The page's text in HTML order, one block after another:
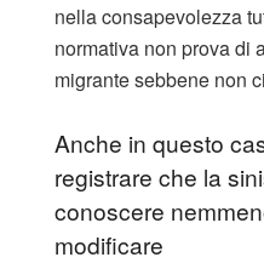
nella consapevolezza
normativa non prova di
migrante sebbene non
Anche in questo
registrare che la
conoscere
modificare